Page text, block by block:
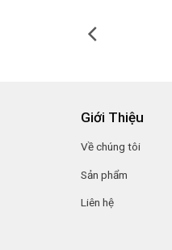
Giới Thiệu
Về chúng tôi
Sản phẩm
Liên hệ